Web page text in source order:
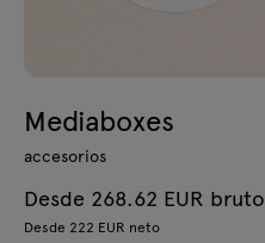
Mediaboxes
accesorios
Desde 268.62 EUR bruto
Desde 222 EUR neto